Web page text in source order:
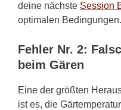
deine nächste Session
optimalen Bedingungen.
Fehler Nr. 2:
beim Gären
Eine der größten
ist es, die